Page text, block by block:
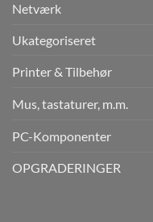
Netværk
Ukategoriseret
Printer & Tilbehør
Mus, tastaturer, m.m.
PC-Komponenter
OPGRADERINGER